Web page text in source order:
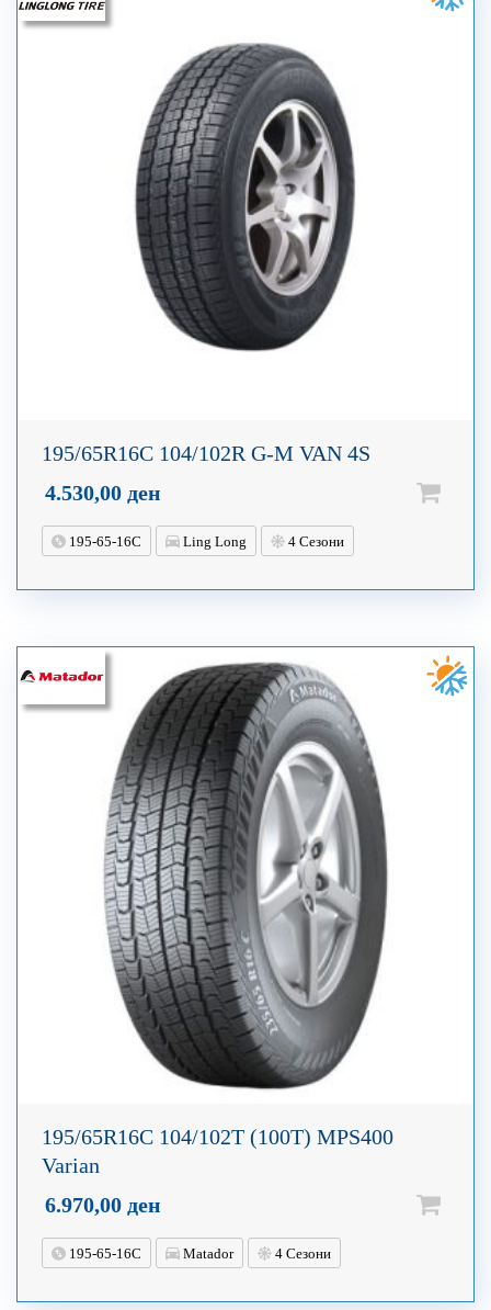
195/65R16C 104/102R G-M VAN 4S
4.530,00 ден
195-65-16C Ling Long 4 Сезони
195/65R16C 104/102T (100T) MPS400
Varian
6.970,00 ден
195-65-16C Matador 4 Сезони